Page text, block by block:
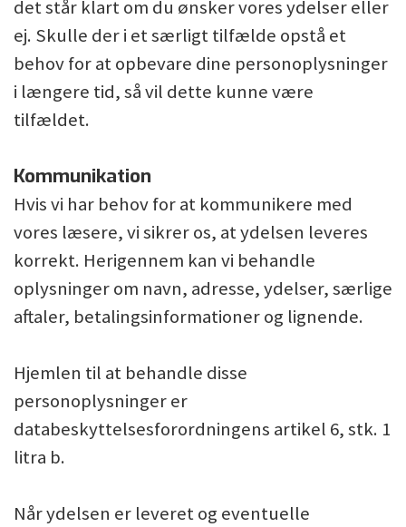
det står klart om du ønsker vores ydelser eller
ej. Skulle der i et særligt tilfælde opstå et
behov for at opbevare dine personoplysninger
i længere tid, så vil dette kunne være
tilfældet.
Kommunikation
Hvis vi har behov for at kommunikere med
vores læsere, vi sikrer os, at ydelsen leveres
korrekt. Herigennem kan vi behandle
oplysninger om navn, adresse, ydelser, særlige
aftaler, betalingsinformationer og lignende.
Hjemlen til at behandle disse
personoplysninger er
databeskyttelsesforordningens artikel 6, stk. 1
litra b.
Når ydelsen er leveret og eventuelle